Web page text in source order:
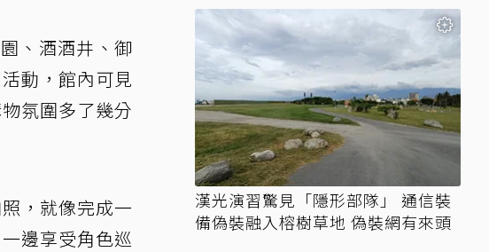
、酒酒井、御
活動，館內可見
氛圍多了幾分
，就像完成一
邊享受角色巡
漢光演習驚見「隱形部隊」 通信裝
備偽裝融入榕樹草地 偽裝網有來頭